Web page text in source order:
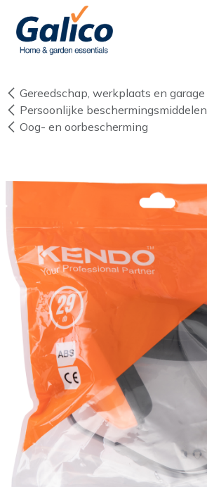
Overslaan naar inhoud
Gereedschap, werkplaats en garage
Persoonlijke beschermingsmiddelen
Oog- en oorbescherming